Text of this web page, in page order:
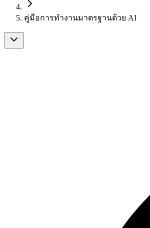
คู่มือการทำงานมาตรฐานด้วย AI